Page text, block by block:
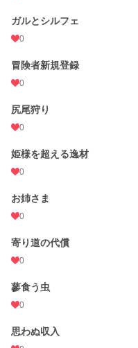
ガルとシルフェ
0
冒険者新規登録
0
尻尾狩り
0
姫様を超える逸材
0
お姉さま
0
寄り道の代償
0
蓼食う虫
0
思わぬ収入